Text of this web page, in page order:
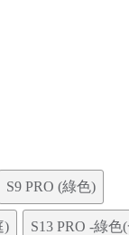
S9 PRO (綠色)
) S13 PRO -綠